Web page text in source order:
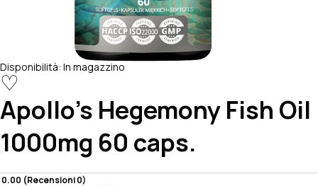
Disponibilità: In magazzino
♡
Apollo's Hegemony Fish Oil
1000mg 60 caps.
0.00 (Recensioni 0)